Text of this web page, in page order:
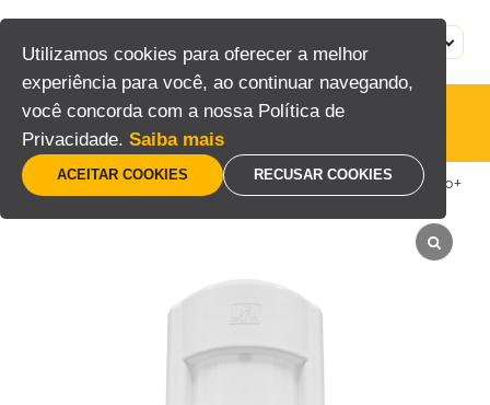
Utilizamos cookies para oferecer a melhor
experiência para você, ao continuar navegando,
você concorda com a nossa Política de
Privacidade. Saiba mais
RECUSAR COOKIES
ACEITAR COOKIES
conteúdo
Alarmes
Home / Segurança eletrônica / Alarmes / IRD-650 Duo+